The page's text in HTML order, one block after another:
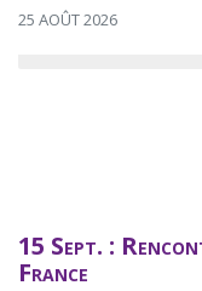
25 AOÛT 2026
15 Sept. :
France